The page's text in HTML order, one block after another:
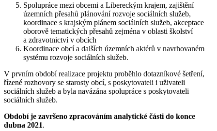
Spolupráce mezi obcemi a Libereckým krajem, zajištění
územních přesahů plánování rozvoje sociálních služeb,
koordinace s krajským plánem sociálních služeb, akceptace
oborově tematických přesahů zejména v oblasti školství
a zdravotnictví v obcích
Koordinace obcí a dalších územních aktérů v navrhovaném
systému rozvoje sociálních služeb.
V prvním období realizace projektu proběhlo dotazníkové šetření,
řízené rozhovory se starosty obcí, s poskytovateli i uživateli
sociálních služeb a byla navázána spolupráce s poskytovateli
sociálních služeb.
Období je završeno zpracováním analytické části do konce
dubna 2021.